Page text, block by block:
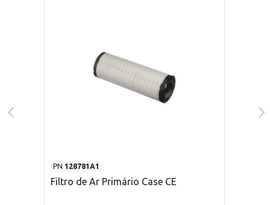
PN 128781A1
Filtro de Ar Primário Case CE